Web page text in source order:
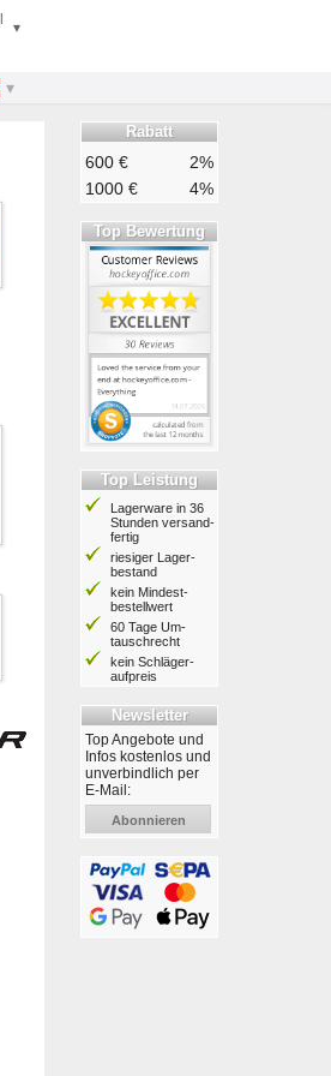
▾
Rabatt
600 €
2%
1000 €
4%
Top Bewertung
Top Leistung
Lagerware in 36
Stunden ver­sand­
fertig
riesiger Lager­
bestand
kein Mindest­
bestell­wert
60 Tage Um­
tausch­recht
kein Schläger­
aufpreis
Newsletter
Top Angebote und
Infos kostenlos und
unverbindlich per
E-Mail:
Abonnieren